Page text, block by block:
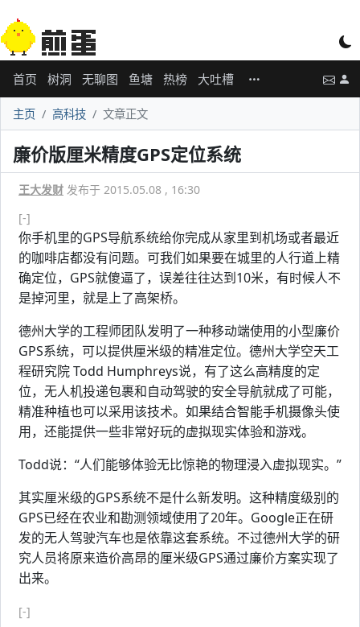
首页 树洞 无聊图 鱼塘 热榜 大吐槽
主页 高科技 文章正文
廉价版厘米精度GPS定位系统
王大发财 发布于 2015.05.08 , 16:30
[-]
你手机里的GPS导航系统给你完成从家里到机场或者最近
的咖啡店都没有问题。可我们如果要在城里的人行道上精
确定位，GPS就傻逼了，误差往往达到10米，有时候人不
是掉河里，就是上了高架桥。
德州大学的工程师团队发明了一种移动端使用的小型廉价
GPS系统，可以提供厘米级的精准定位。德州大学空天工
程研究院 Todd Humphreys说，有了这么高精度的定
位，无人机投递包裹和自动驾驶的安全导航就成了可能，
精准种植也可以采用该技术。如果结合智能手机摄像头使
用，还能提供一些非常好玩的虚拟现实体验和游戏。
Todd说：“人们能够体验无比惊艳的物理浸入虚拟现实。”
其实厘米级的GPS系统不是什么新发明。这种精度级别的
GPS已经在农业和勘测领域使用了20年。Google正在研
发的无人驾驶汽车也是依靠这套系统。不过德州大学的研
究人员将原来造价高昂的厘米级GPS通过廉价方案实现了
出来。
[-]